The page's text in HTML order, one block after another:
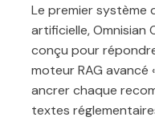
Le premier système
artificielle, Omnisian
conçu pour
moteur RAG avancé
ancrer chaque
textes